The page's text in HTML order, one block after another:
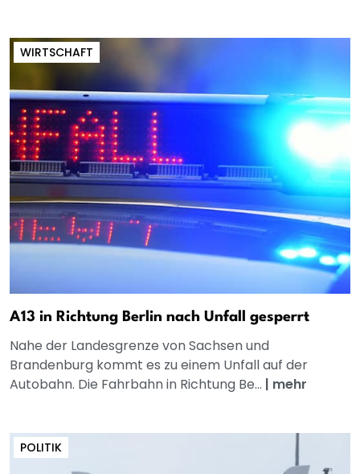
WIRTSCHAFT
A13 in Richtung Berlin nach Unfall gesperrt
Nahe der Landesgrenze von Sachsen und
Brandenburg kommt es zu einem Unfall auf der
Autobahn. Die Fahrbahn in Richtung Be... | mehr
POLITIK